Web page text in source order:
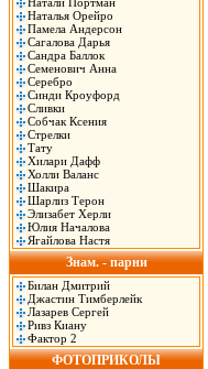
Наталья Орейро
Памела Андерсон
Сагалова Дарья
Сандра Баллок
Семенович Анна
Серебро
Синди Кроуфорд
Сливки
Собчак Ксения
Стрелки
Тату
Хилари Дафф
Холли Валанс
Шакира
Шарлиз Терон
Элизабет Херли
Юлия Началова
Ягайлова Настя
Знам. - парни
Билан Дмитрий
Джастин Тимберлейк
Лазарев Сергей
Ривз Киану
Фактор 2
ФОТОПРИКОЛЫ